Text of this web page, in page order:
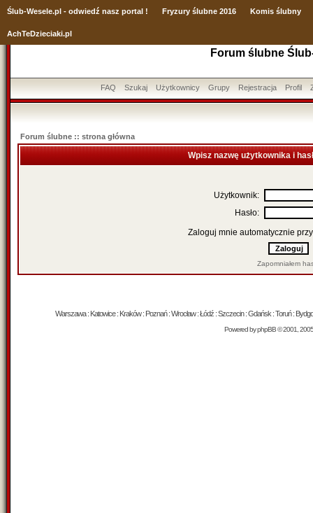
Ślub-Wesele.pl - odwiedź nasz portal ! Fryzury ślubne 2016 Komis ślubny
AchTeDzieciaki.pl
Forum ślubne
FAQ Szukaj Użytkownicy Grupy Rejestracja Profil
Forum ślubne :: strona główna
Wpisz nazwę użytkownika i
Użytkownik:
Hasło:
Zaloguj mnie automatycznie
Zapomniałem
Warszawa : Katowice : Kraków : Poznań : Wrocław : Łódź : Szczecin : Gdańsk : Toruń :
Powered byphpBB© 2001,